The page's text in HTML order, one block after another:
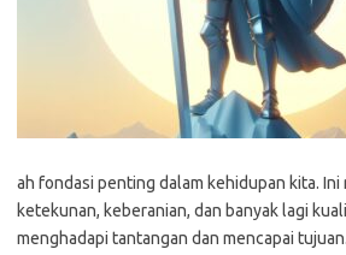
ah fondasi penting dalam kehidupan kita.
ketekunan, keberanian, dan banyak lagi
menghadapi tantangan dan mencapai